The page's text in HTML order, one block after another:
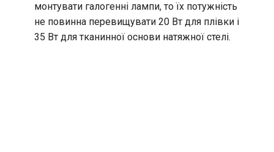
монтувати галогенні лампи, то їх потужність
не повинна перевищувати 20 Вт для плівки і
35 Вт для тканинної основи натяжної стелі.